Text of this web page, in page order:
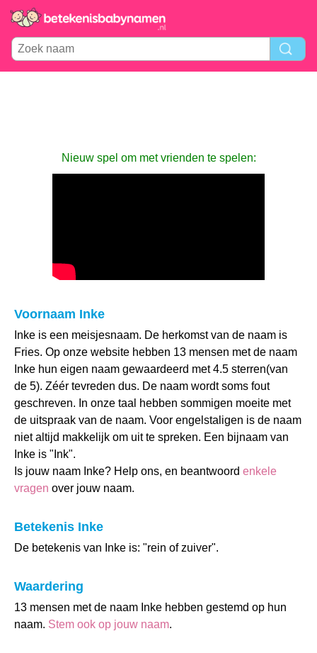
Nieuw spel om met vrienden te spelen:
Voornaam Inke
Inke is een meisjesnaam. De herkomst van de naam is
Fries. Op onze website hebben 13 mensen met de naam
Inke hun eigen naam gewaardeerd met 4.5 sterren(van
de 5). Zéér tevreden dus. De naam wordt soms fout
geschreven. In onze taal hebben sommigen moeite met
de uitspraak van de naam. Voor engelstaligen is de naam
niet altijd makkelijk om uit te spreken. Een bijnaam van
Inke is "Ink".
Is jouw naam Inke? Help ons, en beantwoord enkele
vragen over jouw naam.
Betekenis Inke
De betekenis van Inke is: "rein of zuiver".
Waardering
13 mensen met de naam Inke hebben gestemd op hun
naam. Stem ook op jouw naam.